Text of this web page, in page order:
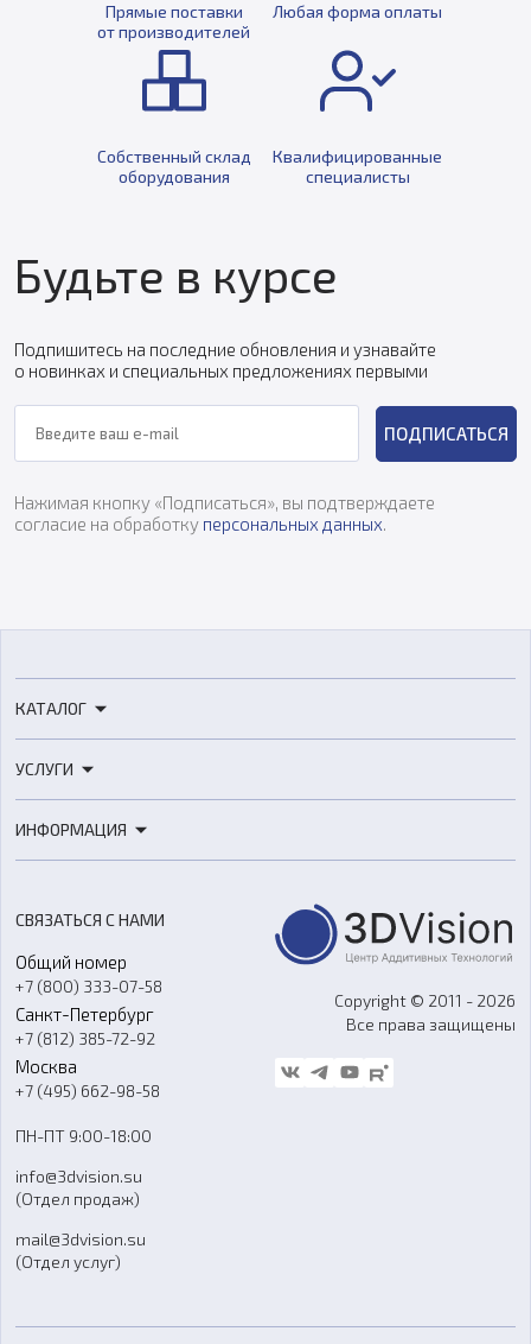
Прямые поставки
от производителей
Любая форма оплаты
Собственный склад
оборудования
Квалифицированные
специалисты
Будьте в курсе
Подпишитесь на последние обновления и узнавайте
о новинках и специальных предложениях первыми
ПОДПИСАТЬСЯ
Нажимая кнопку «Подписаться», вы подтверждаете
согласие на обработку персональных данных.
КАТАЛОГ
3D-сканеры
Расходные материалы
Оборудование и материалы для вакуумного литья
Аксессуары и прочее оборудование
Программное обеспечение
УСЛУГИ
3D-моделирование
Ремонт и услуги
ИНФОРМАЦИЯ
О компании
Контакты
Гос. закупки
Стать дилером
Блог
FAQ
СВЯЗАТЬСЯ С НАМИ
Общий номер
+7 (800) 333-07-58
Санкт-Петербург
+7 (812) 385-72-92
Москва
+7 (495) 662-98-58
ПН-ПТ 9:00-18:00
info@3dvision.su
(Отдел продаж)
mail@3dvision.su
(Отдел услуг)
Copyright © 2011 - 2026
Все права защищены